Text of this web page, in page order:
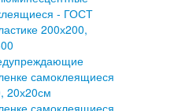
- ГОСТ
200х200,
самоклеящиеся
20х20см
самоклеящиеся